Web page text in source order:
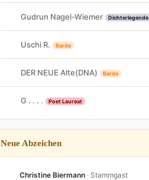
Gudrun Nagel-Wiemer Dichterlegende
Uschi R. Barde
DER NEUE Alte(DNA) Barde
G . . . . Poet Laureat
Neue Abzeichen
Christine Biermann · Stammgast